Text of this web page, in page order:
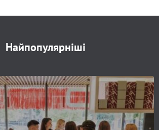
Найпопулярніші